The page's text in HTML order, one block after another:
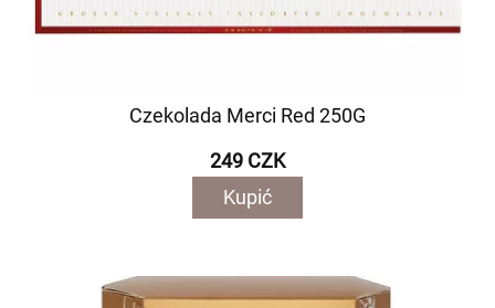
Czekolada Merci Red 250G
249 CZK
Kupić